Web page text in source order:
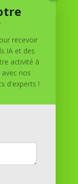
de confiance
de votre
pour
recevoir
IA et des
activité à
nos
d'experts !